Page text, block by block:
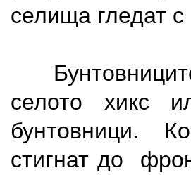
селища гледат
селото хикс
бунтовници.
стигнат до